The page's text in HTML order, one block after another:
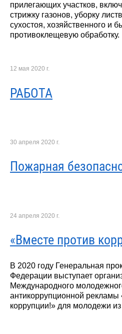
прилегающих участков,
стрижку газонов, уборку
сухостоя, хозяйственного и
противоклещевую обработку.
12 мая 2020 г.
РАБОТА
30 апреля 2020 г.
Пожарная
24 апреля 2020 г.
«Вместе против
В 2020 году Генеральная
Федерации выступает
Международного
антикоррупционной рекламы
коррупции!» для молодежи из